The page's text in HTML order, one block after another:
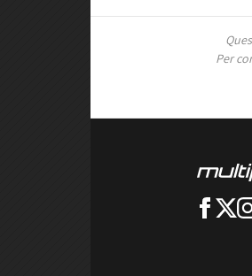
Per